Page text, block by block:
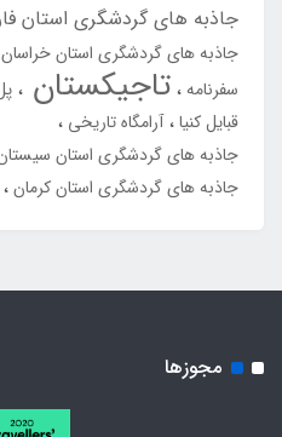
جاذبه های گردشگری استان
جاذبه های گردشگری استان
سفرنامه تاجیکستان
قبایل کنیا آرامگاه تاریخی
جاذبه های گردشگری استان
جاذبه های گردشگری استان کرمان
مجوزها